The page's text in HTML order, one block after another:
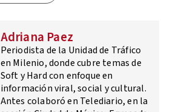
Adriana Paez
Periodista de la Unidad de Tráfico
en Milenio, donde cubre temas de
Soft y Hard con enfoque en
información viral, social y cultural.
Antes colaboró en Telediario, en la